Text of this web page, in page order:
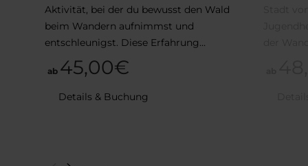
Aktivität, bei der du bewusst den Wald
beim Wandern aufnimmst und
entschleunigst. Diese Erfahrung…
Details & Buchung
ab 45,00€